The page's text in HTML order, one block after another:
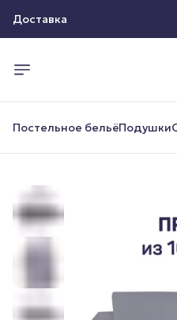
Доставка
Постельное бельёПодушки